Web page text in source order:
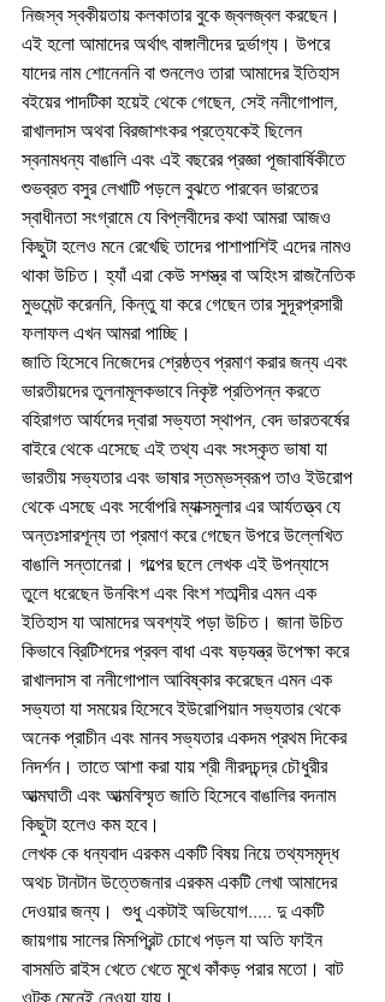
নিজস্ব স্বকীয়তায় কলকাতার বুকে জ্বলজ্বল করছেন।
এই হলো আমাদের অর্থাৎ বাঙ্গালীদের দুর্ভাগ্য। উপরে
যাদের নাম শোনেননি বা শুনলেও তারা আমাদের ইতিহাস
বইয়ের পাদটিকা হয়েই থেকে গেছেন, সেই ননীগোপাল,
রাখালদাস অথবা বিরজাশংকর প্রত্যেকেই ছিলেন
স্বনামধন্য বাঙালি এবং এই বছরের প্রজ্ঞা পূজাবার্ষিকীতে
শুভব্রত বসুর লেখাটি পড়লে বুঝতে পারবেন ভারতের
স্বাধীনতা সংগ্রামে যে বিপ্লবীদের কথা আমরা আজও
কিছুটা হলেও মনে রেখেছি তাদের পাশাপাশিই এদের নামও
থাকা উচিত। হ্যাঁ এরা কেউ সশস্ত্র বা অহিংস রাজনৈতিক
মুভমেন্ট করেননি, কিন্তু যা করে গেছেন তার সুদূরপ্রসারী
ফলাফল এখন আমরা পাচ্ছি।
জাতি হিসেবে নিজেদের শ্রেষ্ঠত্ব প্রমাণ করার জন্য এবং
ভারতীয়দের তুলনামূলকভাবে নিকৃষ্ট প্রতিপন্ন করতে
বহিরাগত আর্যদের দ্বারা সভ্যতা স্থাপন, বেদ ভারতবর্ষের
বাইরে থেকে এসেছে এই তথ্য এবং সংস্কৃত ভাষা যা
ভারতীয় সভ্যতার এবং ভাষার স্তম্ভস্বরূপ তাও ইউরোপ
থেকে এসছে এবং সর্বোপরি ম্যাক্সমুলার এর আর্যতত্ত্ব যে
অন্তঃসারশূন্য তা প্রমাণ করে গেছেন উপরে উল্লেখিত
বাঙালি সন্তানেরা। গল্পের ছলে লেখক এই উপন্যাসে
তুলে ধরেছেন উনবিংশ এবং বিংশ শতাব্দীর এমন এক
ইতিহাস যা আমাদের অবশ্যই পড়া উচিত। জানা উচিত
কিভাবে ব্রিটিশদের প্রবল বাধা এবং ষড়যন্ত্র উপেক্ষা করে
রাখালদাস বা ননীগোপাল আবিষ্কার করেছেন এমন এক
সভ্যতা যা সময়ের হিসেবে ইউরোপিয়ান সভ্যতার থেকে
অনেক প্রাচীন এবং মানব সভ্যতার একদম প্রথম দিকের
নিদর্শন। তাতে আশা করা যায় শ্রী নীরদচন্দ্র চৌধুরীর
আত্মঘাতী এবং আত্মবিস্মৃত জাতি হিসেবে বাঙালির বদনাম
কিছুটা হলেও কম হবে।
লেখক কে ধন্যবাদ এরকম একটি বিষয় নিয়ে তথ্যসমৃদ্ধ
অথচ টানটান উত্তেজনার এরকম একটি লেখা আমাদের
দেওয়ার জন্য।  শুধু একটাই অভিযোগ..... দু একটি
জায়গায় সালের মিসপ্রিন্ট চোখে পড়ল যা অতি ফাইন
বাসমতি রাইস খেতে খেতে মুখে কাঁকড় পরার মতো। বাট